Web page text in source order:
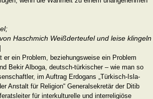
Haschmich Weißderteufel und leise klingeln
er ein Problem, beziehungsweise ein Problem
Bekir Alboga, deutsch-türkischer – wie man so
im Auftrag Erdogans „Türkisch-Isla­
Anstalt für Religion“ Generalsekretär der Ditib
für interkulturelle und interreligiöse